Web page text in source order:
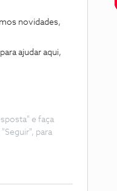
novidades,
ajudar aqui,
e faça
para